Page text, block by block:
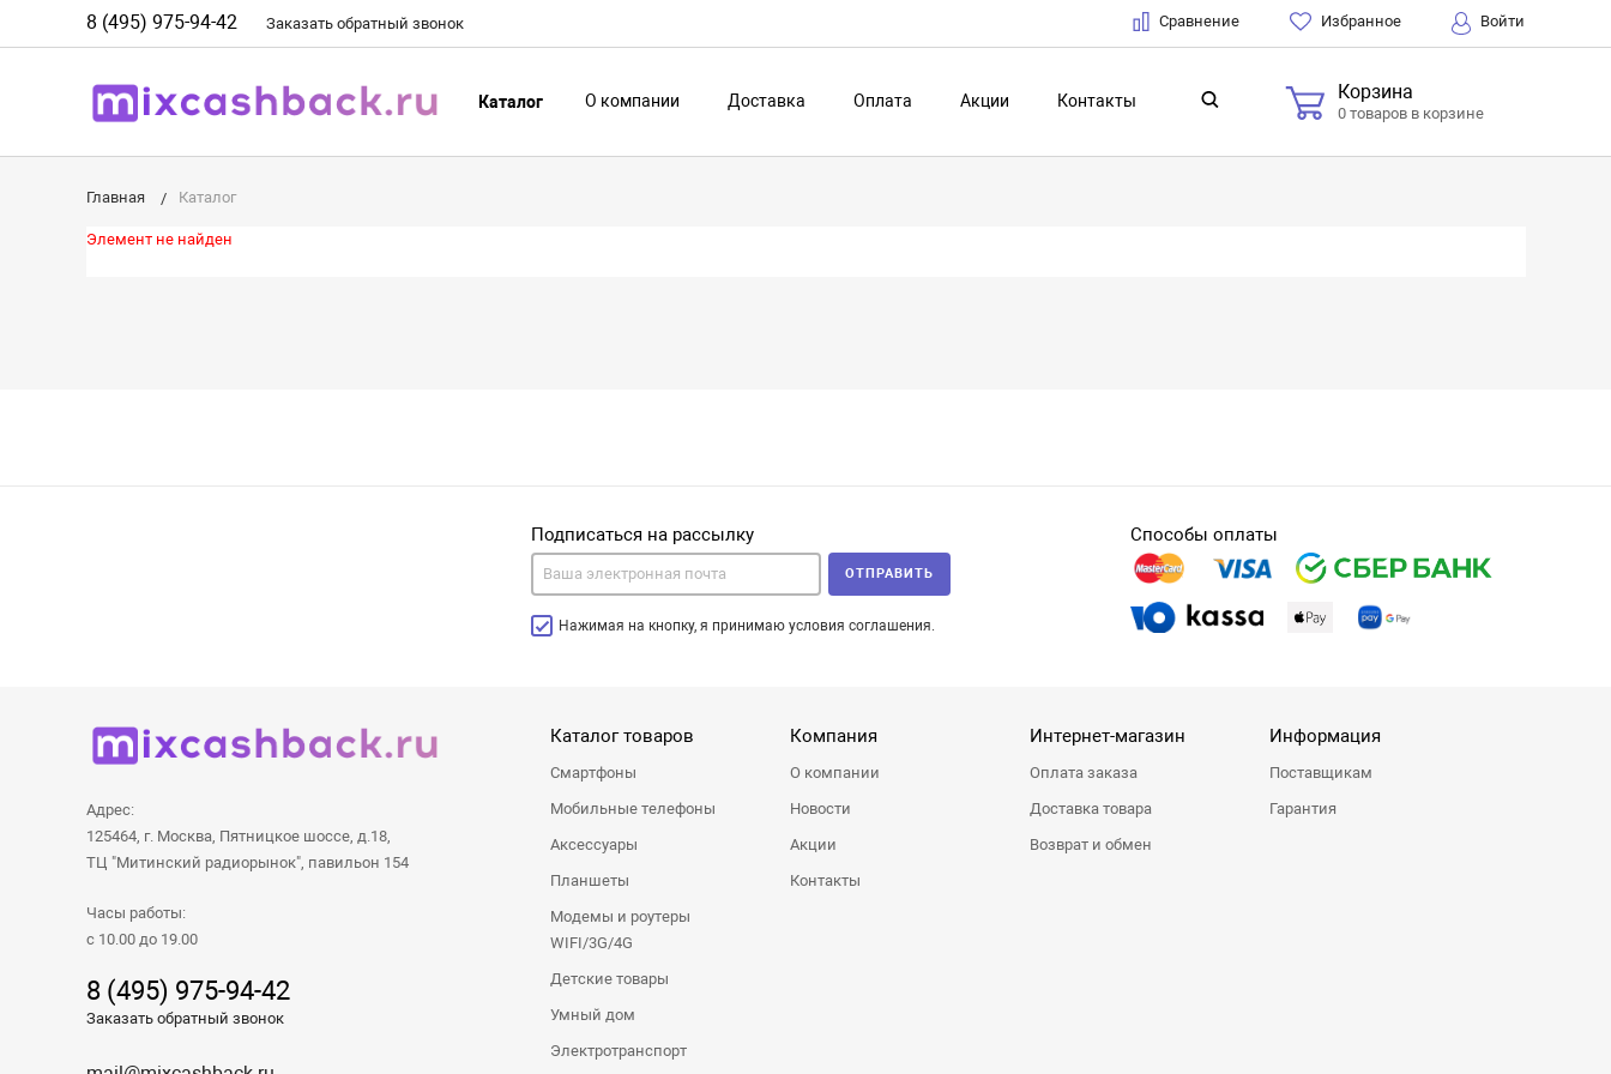
8 (495) 975-94-42 Заказать обратный звонок Сравнение Избранное Войти
Каталог О компании Доставка Оплата Акции Контакты Корзина
0 товаров в корзине
Главная Каталог
Элемент не найден
Подписаться на рассылку
Нажимая на кнопку, я принимаю условия соглашения.
ОТПРАВИТЬ
Способы оплаты
Адрес:
125464, г. Москва, Пятницкое шоссе, д.18,
ТЦ "Митинский радиорынок", павильон 154
Часы работы:
с 10.00 до 19.00
8 (495) 975-94-42
Заказать обратный звонок
Каталог товаров
Смартфоны
Мобильные телефоны
Аксессуары
Планшеты
Модемы и роутеры
WIFI/3G/4G
Детские товары
Умный дом
Электротранспорт
Компания
О компании
Новости
Акции
Контакты
Интернет-магазин
Оплата заказа
Доставка товара
Возврат и обмен
Информация
Поставщикам
Гарантия